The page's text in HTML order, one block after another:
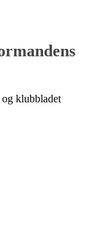
klubbladet